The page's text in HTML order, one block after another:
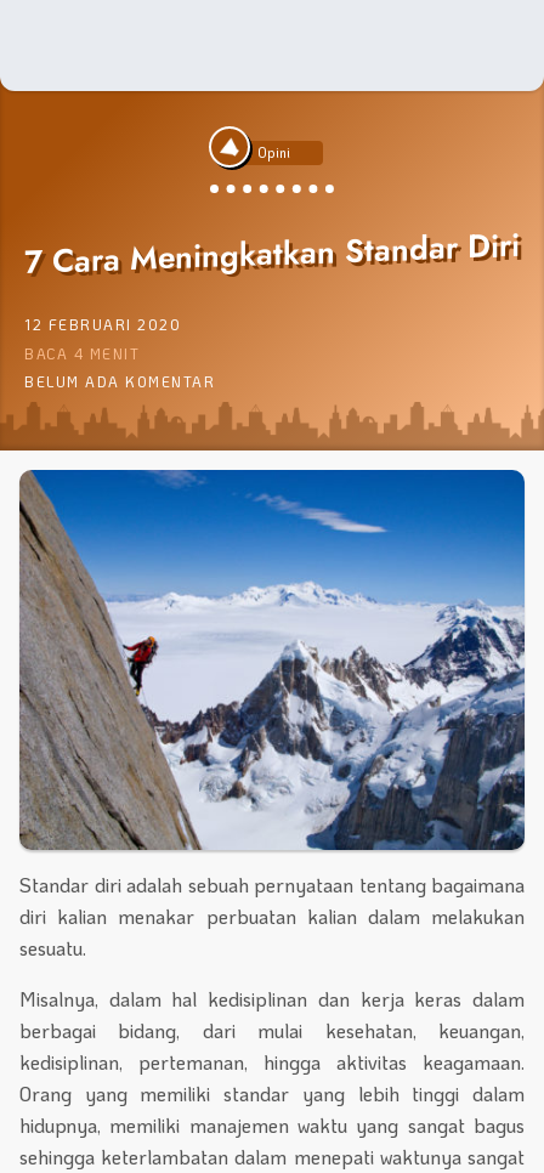
Opini
7 Cara Meningkatkan Standar Diri
12 FEBRUARI 2020
BACA 4 MENIT
BELUM ADA KOMENTAR
Standar diri adalah sebuah pernyataan tentang bagaimana
diri kalian menakar perbuatan kalian dalam melakukan
sesuatu.
Misalnya, dalam hal kedisiplinan dan kerja keras dalam
berbagai bidang, dari mulai kesehatan, keuangan,
kedisiplinan, pertemanan, hingga aktivitas keagamaan.
Orang yang memiliki standar yang lebih tinggi dalam
hidupnya, memiliki manajemen waktu yang sangat bagus
sehingga keterlambatan dalam menepati waktunya sangat